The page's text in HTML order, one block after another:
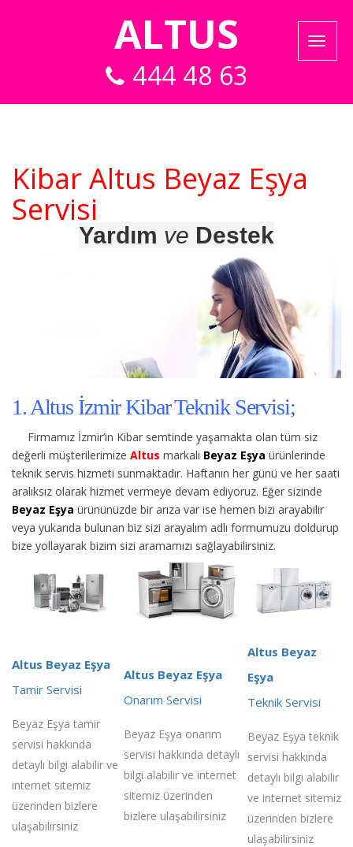
ALTUS
444 48 63
Kibar Altus Beyaz Eşya
Servisi
Yardım ve Destek
1. Altus İzmir Kibar Teknik Servisi;
Firmamız İzmir’in Kibar semtinde yaşamakta olan tüm siz
değerli müşterilerimize Altus markalı Beyaz Eşya ürünlerinde
teknik servis hizmeti sunmaktadır. Haftanın her günü ve her saati
aralıksız olarak hizmet vermeye devam ediyoruz. Eğer sizinde
Beyaz Eşya ürününüzde bir arıza var ise hemen bizi arayabilir
veya yukarıda bulunan biz sizi arayalım adlı formumuzu doldurup
bize yollayarak bizim sizi aramamızı sağlayabilirsiniz.
Altus Beyaz Eşya
Tamir Servisi
Beyaz Eşya tamir
servisi hakkında
detaylı bilgi alabilir ve
internet sitemiz
üzerinden bizlere
ulaşabilirsiniz
Altus Beyaz Eşya
Onarım Servisi
Beyaz Eşya onarım
servisi hakkında detaylı
bilgi alabilir ve internet
sitemiz üzerinden
bizlere ulaşabilirsiniz
Altus Beyaz
Eşya
Teknik Servisi
Beyaz Eşya teknik
servisi hakkında
detaylı bilgi alabilir
ve internet sitemiz
üzerinden bizlere
ulaşabilirsiniz